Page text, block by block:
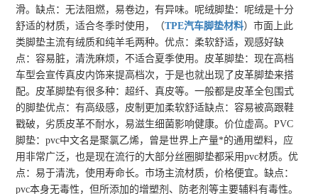
滑。缺点：无法阻燃，易卷边，有异味。呢绒脚垫：呢绒是十分
舒适的材质，适合冬季时使用，（TPE汽车脚垫材料）市面上此
类脚垫主流有绒质和纯羊毛两种。优点：柔软舒适，观感好缺
点：容易脏，清洗麻烦，不适合夏季使用。皮革脚垫：现在高档
车型会宣传真皮内饰来提高档次，于是也就出现了皮革脚垫来搭
配。皮革脚垫有很多种：超纤、真皮等。一般都是皮革全包围式
的脚垫优点：有高级感，皮制更加柔软舒适缺点：容易被高跟鞋
戳破，劣质皮革不耐水，易滋生细菌影响健康。价位虚高。PVC
脚垫：pvc中文名是聚氯乙烯，曾是世界上产量*的通用塑料，应
用非常广泛，也是现在流行的大部分丝圈脚垫都采用pvc材质。优
点：易于清洗，使用寿命长。市场主流材质，价格便宜。缺点：
pvc本身无毒性，但所添加的增塑剂、防老剂等主要辅料有毒性。